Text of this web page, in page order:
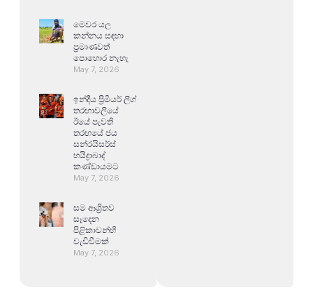
මෙවර යල
කන්නය සඳහා
ප්‍රමාණවත්
පොහොර නැහැ
May 7, 2026
ඉන්දීය ප්‍රිමියර් ලීග්
තරඟාවලියේ
ඊයේ පැවති
තරඟයේ ජය
සන්රයිසර්ස්
හයිද්‍රාබාද්
කණ්ඩායමට
May 7, 2026
සම ආශ්‍රිතව
සෑදෙන
පිළිකාවන්හි
වැඩිවීමක්
May 7, 2026